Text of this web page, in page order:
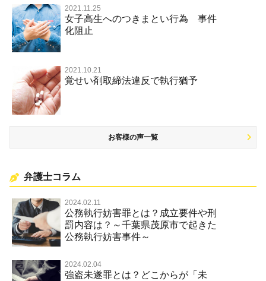
放火・失火
名誉棄損罪・侮辱
2021.11.25
女子高生へのつきまとい行為 事件
化阻止
2021.10.21
覚せい剤取締法違反で執行猶予
お客様の声一覧
弁護士コラム
2024.02.11
公務執行妨害罪とは？成立要件や刑
罰内容は？～千葉県茂原市で起きた
公務執行妨害事件～
2024.02.04
強盗未遂罪とは？どこからが「未